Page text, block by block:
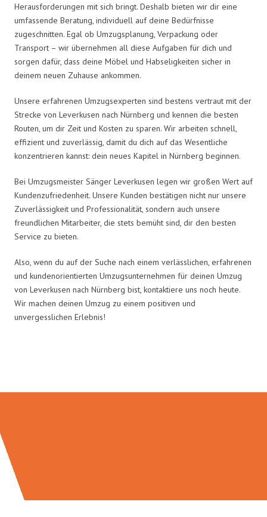
Herausforderungen mit sich bringt. Deshalb bieten wir dir eine
umfassende Beratung, individuell auf deine Bedürfnisse
zugeschnitten. Egal ob Umzugsplanung, Verpackung oder
Transport – wir übernehmen all diese Aufgaben für dich und
sorgen dafür, dass deine Möbel und Habseligkeiten sicher in
deinem neuen Zuhause ankommen.
Unsere erfahrenen Umzugsexperten sind bestens vertraut mit der
Strecke von Leverkusen nach Nürnberg und kennen die besten
Routen, um dir Zeit und Kosten zu sparen. Wir arbeiten schnell,
effizient und zuverlässig, damit du dich auf das Wesentliche
konzentrieren kannst: dein neues Kapitel in Nürnberg beginnen.
Bei Umzugsmeister Sänger Leverkusen legen wir großen Wert auf
Kundenzufriedenheit. Unsere Kunden bestätigen nicht nur unsere
Zuverlässigkeit und Professionalität, sondern auch unsere
freundlichen Mitarbeiter, die stets bemüht sind, dir den besten
Service zu bieten.
Also, wenn du auf der Suche nach einem verlässlichen, erfahrenen
und kundenorientierten Umzugsunternehmen für deinen Umzug
von Leverkusen nach Nürnberg bist, kontaktiere uns noch heute.
Wir machen deinen Umzug zu einem positiven und
unvergesslichen Erlebnis!